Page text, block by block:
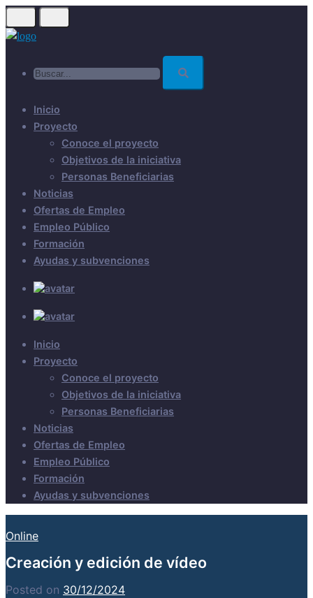
Skip
to
Inicio
Proyecto
Conoce el proyecto
Objetivos de la iniciativa
Personas Beneficiarias
Noticias
Ofertas de Empleo
Empleo Público
Formación
Ayudas y subvenciones
Inicio
Proyecto
Conoce el proyecto
Objetivos de la iniciativa
Personas Beneficiarias
Noticias
Ofertas de Empleo
Empleo Público
Formación
Ayudas y subvenciones
Online
Creación y edición de vídeo
Posted on 30/12/2024